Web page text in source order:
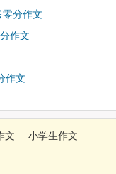
分作文
作文
作文
文
小学生作文